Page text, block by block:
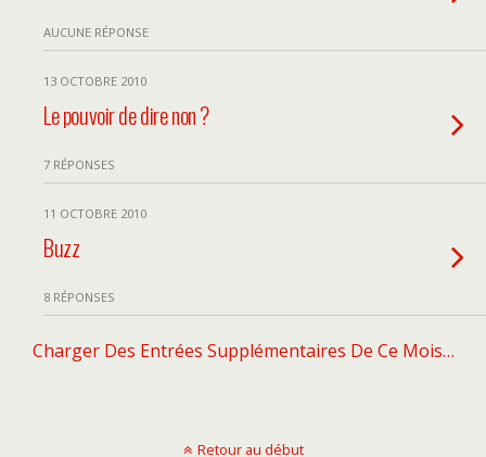
AUCUNE RÉPONSE
13 OCTOBRE 2010
Le pouvoir de dire non ?
7 RÉPONSES
11 OCTOBRE 2010
Buzz
8 RÉPONSES
Charger Des Entrées Supplémentaires De Ce Mois…
Retour au début